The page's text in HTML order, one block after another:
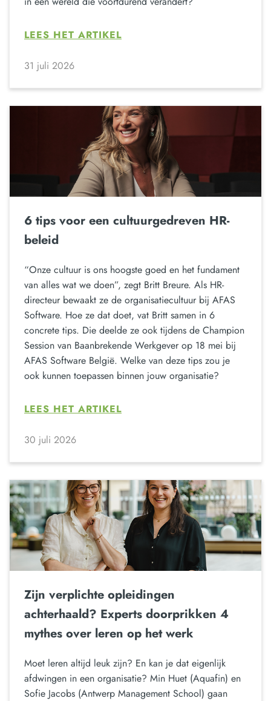
LEES HET ARTIKEL
31 juli 2026
6 tips voor een cultuurgedreven HR-
beleid
“Onze cultuur is ons hoogste goed en het fundament
van alles wat we doen”, zegt Britt Breure. Als HR-
directeur bewaakt ze de organisatiecultuur bij AFAS
Software. Hoe ze dat doet, vat Britt samen in 6
concrete tips. Die deelde ze ook tijdens de Champion
Session van Baanbrekende Werkgever op 18 mei bij
AFAS Software België. Welke van deze tips zou je
ook kunnen toepassen binnen jouw organisatie?
LEES HET ARTIKEL
30 juli 2026
Zijn verplichte opleidingen
achterhaald? Experts doorprikken 4
mythes over leren op het werk
Moet leren altijd leuk zijn? En kan je dat eigenlijk
afdwingen in een organisatie? Min Huet (Aquafin) en
Sofie Jacobs (Antwerp Management School) gaan